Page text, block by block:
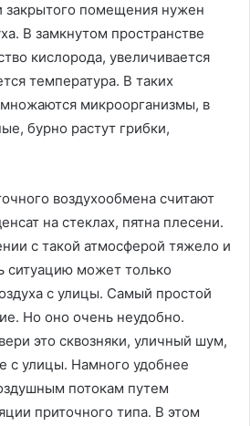
закрытого помещения нужен
В замкнутом пространстве
кислорода, увеличивается
температура. В таких
микроорганизмы, в
бурно растут грибки,
воздухообмена считают
на стеклах, пятна плесени.
с такой атмосферой тяжело и
ситуацию может только
с улицы. Самый простой
Но оно очень неудобно.
это сквозняки, уличный шум,
с улицы. Намного удобнее
потокам путем
приточного типа. В этом